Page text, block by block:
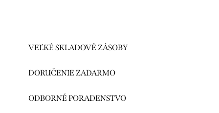
VEĽKÉ SKLADOVÉ ZÁSOBY
DORUČENIE ZADARMO
ODBORNÉ PORADENSTVO